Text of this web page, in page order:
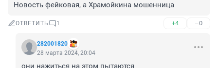
Новость фейковая, а Храмойкина мошенница
ОТВЕТИТЬ 1 +4 –0
282001820
28 марта 2024, 20:04
они нажиться на этом пытаются